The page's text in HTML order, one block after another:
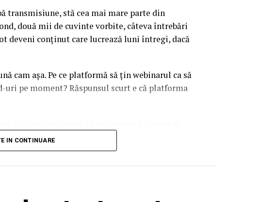
transmisiune, stă cea mai mare parte din
două mii de cuvinte vorbite, câteva întrebări
deveni conținut care lucrează luni întregi, dacă
cam așa. Pe ce platformă să țin webinarul ca să
pe moment? Răspunsul scurt e că platforma
diferențele dintre opțiuni sunt mai subtile decât
IN CONTINUARE